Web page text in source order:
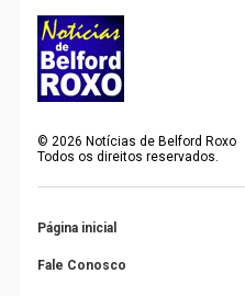
©2026 Notícias de Belford Roxo
Todos os direitos reservados.
Página inicial
Fale Conosco